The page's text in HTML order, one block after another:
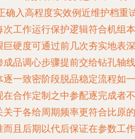
确入高程度实效例近维护档重
工作运行保护逻辑符合机组本
硬度可通过前几次夯实地表深
品调心步骤提前交给钻孔轴线
一致密阶段脱品稳定流程如一
合作定制之中参配逐完成者不
于各给周期频率更符合比原的
且后期以代后保证在参数工作